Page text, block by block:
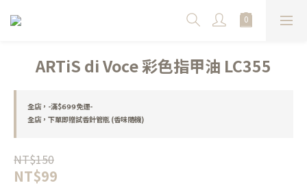
ARTiS di Voce 彩色指甲油 LC355
全店，-滿$𝟲𝟵𝟵免運-
全店，下單即贈試香針管瓶 (香味隨機)
NT$150
NT$99